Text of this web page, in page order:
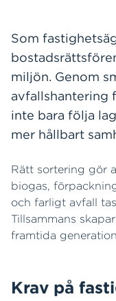
Som
miljön. Genom
avfallshantering
inte bara följa
mer hållbart
Rätt sortering gör
biogas,
och farligt avfall
Tillsammans
framtida
Krav på